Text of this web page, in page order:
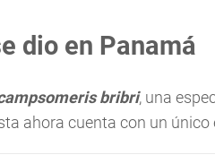
dio en Panamá
bribri, una
ahora cuenta con un